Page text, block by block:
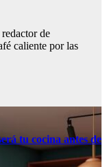
de
caliente por las
tu cocina antes de